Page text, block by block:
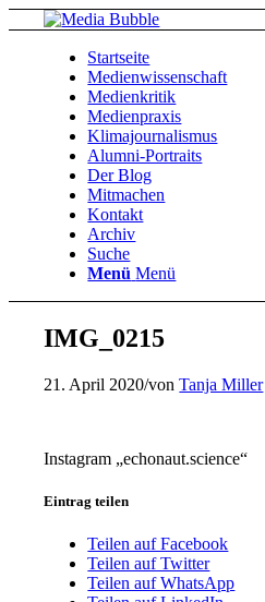
Startseite
Medienwissenschaft
Medienkritik
Medienpraxis
Klimajournalismus
Alumni-Portraits
Der Blog
Mitmachen
Kontakt
Archiv
Suche
Menü Menü
IMG_0215
21. April 2020/vonTanja Miller
Instagram „echonaut.science“
Eintrag teilen
Teilen auf Facebook
Teilen auf Twitter
Teilen auf WhatsApp